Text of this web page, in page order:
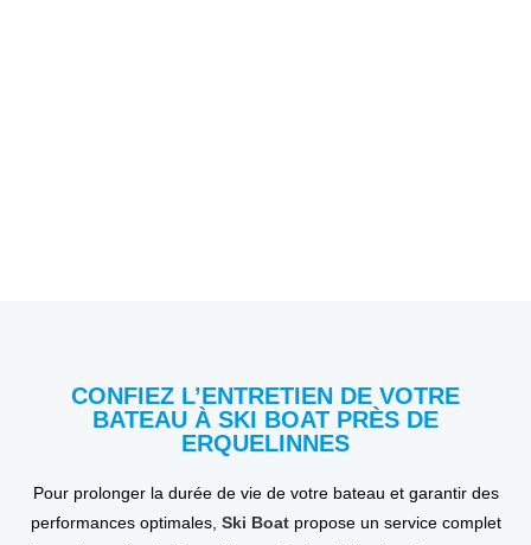
CONFIEZ L’ENTRETIEN DE VOTRE
BATEAU À SKI BOAT PRÈS DE
ERQUELINNES
Pour prolonger la durée de vie de votre bateau et garantir des
performances optimales, Ski Boatpropose un service complet